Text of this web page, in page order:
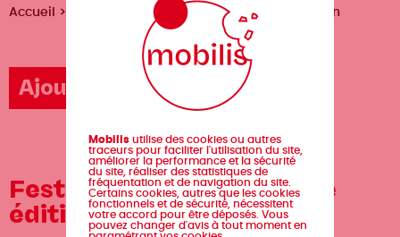
Fil
Accueil Festival AngersBD 26ème édition
Ajouter un événement
Festival AngersBD 26ème
édition
Mobilis utilise des cookies ou autres
traceurs pour faciliter l'utilisation du site,
améliorer la performance et la sécurité
du site, réaliser des statistiques de
fréquentation et de navigation du site.
Certains cookies, autres que les cookies
fonctionnels et de sécurité, nécessitent
votre accord pour être déposés. Vous
pouvez changer d'avis à tout moment en